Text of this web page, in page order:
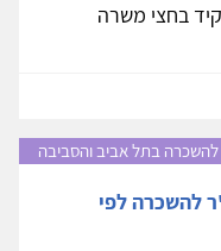
בחצי משרה
להשכרה בתל אביב והסביבה
מקסים בגודל 11 מ'ר להשכרה לפי